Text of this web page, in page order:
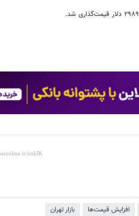
افزایش قیمت‌ها بازار تهران